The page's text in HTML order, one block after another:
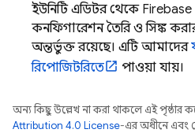
ইউনিটি এডিটর থেকে Firebase
কনফিগারেশন তৈরি ও সিঙ্ক
অন্তর্ভুক্ত রয়েছে। এটি আমাদের
রিপোজিটরিতে
পাওয়া যায়।
অন্য কিছু উল্লেখ না করা থাকলে, এই পৃষ্ঠার
Attribution 4.0 License-এর অধীনে এবং